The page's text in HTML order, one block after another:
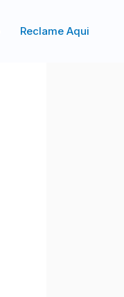
Reclame Aqui